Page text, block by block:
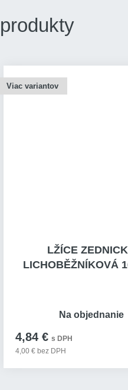
Viac variantov
LŽÍCE
LICHOBĚŽNÍKOVÁ
4,84 € s DPH
4,00 € bez DPH
Na objednanie